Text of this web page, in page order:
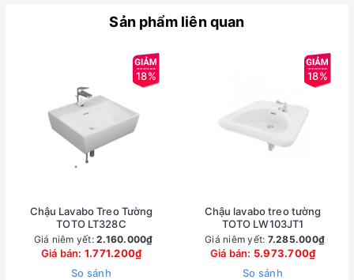
Sản phẩm liên quan
18%
Chậu Lavabo Treo Tường
TOTO LT328C
Giá niêm yết: 2.160.000₫
Giá bán: 1.771.200₫
So sánh
18%
Chậu lavabo treo tường
TOTO LW103JT1
Giá niêm yết: 7.285.000₫
Giá bán: 5.973.700₫
So sánh